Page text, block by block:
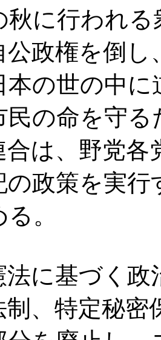
秋に行われ
公政権を倒
本の世の中
民の命を守
は、野党各
の政策を実
。
に基づく政
制、特定秘